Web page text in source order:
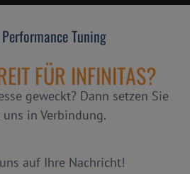
Tuning
FÜR INFINITAS?
geweckt? Dann setzen Sie
in Verbindung.
auf Ihre Nachricht!